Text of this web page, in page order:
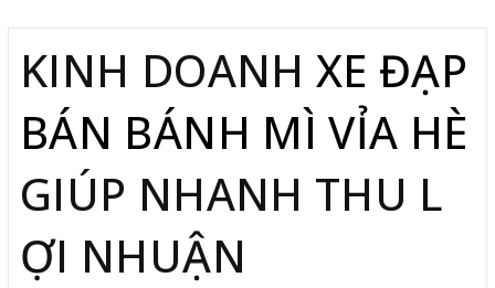
KINH DOANH XE ĐẠP
BÁN BÁNH MÌ VỈA HÈ
GIÚP NHANH THU L
ỢI NHUẬN